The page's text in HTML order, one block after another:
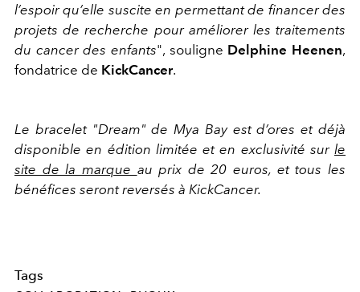
l’espoir qu’elle suscite en permettant de financer des
projets de recherche pour améliorer les traitements
du cancer des enfants", souligne Delphine Heenen,
fondatrice de KickCancer.
Le bracelet "Dream" de Mya Bay est d’ores et déjà
disponible en édition limitée et en exclusivité sur le
site de la marque au prix de 20 euros, et tous les
bénéfices seront reversés à KickCancer.
Tags